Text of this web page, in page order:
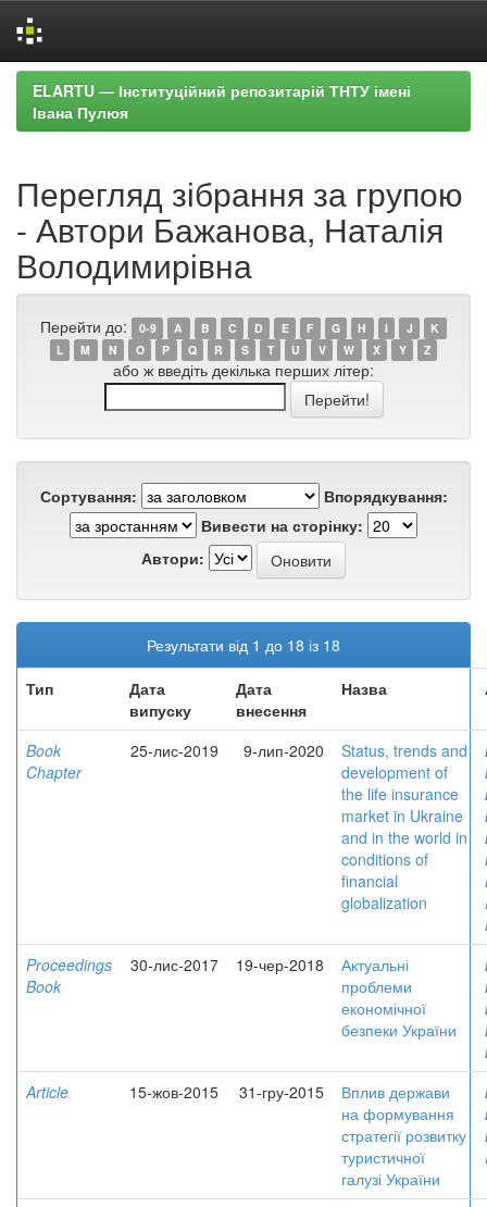
Skip
navigation
ELARTU — Інституційний репозитарій ТНТУ імені
Івана Пулюя
Перегляд зібрання за групою
- Автори Бажанова, Наталія
Володимирівна
Перейти до: 0-9 A B C D E F G H I J
K
L
M N O P Q R S T U V W X Y Z
або ж введіть декілька перших літер:
Сортування:
Впорядкування:
Вивести на сторінку:
Автори:
Результати від 1 до 18 із 18
Тип
Дата
випуску
Дата
внесення
Назва
Book
Chapter
25-лис-2019 9-лип-2020
Status, trends and
development of
the life insurance
market in Ukraine
and in the world in
conditions of
financial
globalization
Proceedings
Book
30-лис-2017 19-чер-2018
Актуальні
проблеми
економічної
безпеки України
Article
15-жов-2015 31-гру-2015
Вплив держави
на формування
стратегії розвитку
туристичної
галузі України